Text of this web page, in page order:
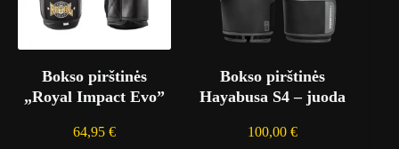
Bokso pirštinės
„Royal Impact Evo”
64,95 €
Bokso pirštinės
Hayabusa S4 – juoda
100,00€